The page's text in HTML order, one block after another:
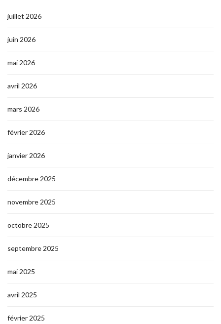
juillet 2026
juin 2026
mai 2026
avril 2026
mars 2026
février 2026
janvier 2026
décembre 2025
novembre 2025
octobre 2025
septembre 2025
mai 2025
avril 2025
février 2025